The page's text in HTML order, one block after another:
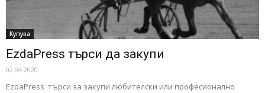
Купува
ЕzdaPress търси да закупи
02.04.2020
ЕzdaPress търси за закупи любителски или професионално